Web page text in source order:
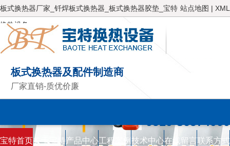
站点地图 | XML
板式换热器厂家_钎焊板式换热器_板式换热器胶垫_宝特
换热设备
板式换热器及配件制造商
厂家直销-质优价廉
0510-86574000
宝特首页关于宝特产品中心工程案例 技术中心在线留言联系方式